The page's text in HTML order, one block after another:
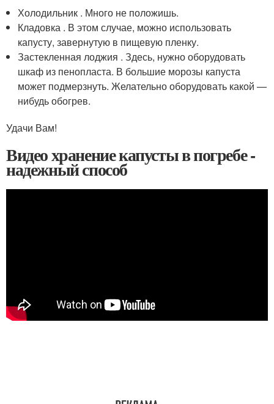
Холодильник . Много не положишь.
Кладовка . В этом случае, можно использовать
капусту, завернутую в пищевую пленку.
Застекленная лоджия . Здесь, нужно оборудовать
шкаф из пенопласта. В большие морозы капуста
может подмерзнуть. Желательно оборудовать какой —
нибудь обогрев.
Удачи Вам!
Видео хранение капусты в погребе -
надежный способ